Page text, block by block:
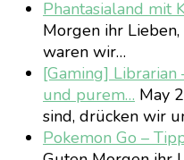
Phantasialand mit
Morgen ihr
waren wir…
[Gaming] Librarian
und purem… May
sind, drücken wir
Pokemon Go –